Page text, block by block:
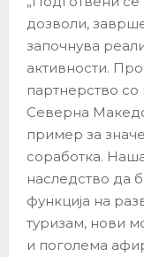
дозволи,
започнува
активности.
партнерство
Северна
пример за
соработка.
наследство да
функција на
туризам, нови
и поголема